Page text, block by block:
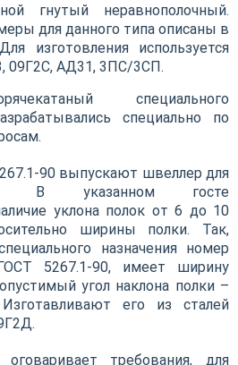
гнутый неравнополочный.
для данного типа описаны в
изготовления используется
09Г2С, АД31, 3ПС/3СП.
специального
специально по
90 выпускают швеллер для
В указанном госте
уклона полок от 6 до 10
ширины полки. Так,
назначения номер
5267.1-90, имеет ширину
угол наклона полки –
его из сталей
требования, для